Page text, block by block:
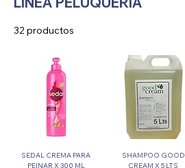
32 productos
SEDAL CREMA PARA
PEINAR X 300 ML
SHAMPOO GOOD
CREAM X 5 LTS